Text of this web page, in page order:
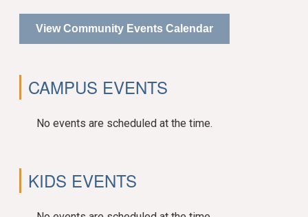
View Community Events Calendar
CAMPUS EVENTS
No events are scheduled at the time.
KIDS EVENTS